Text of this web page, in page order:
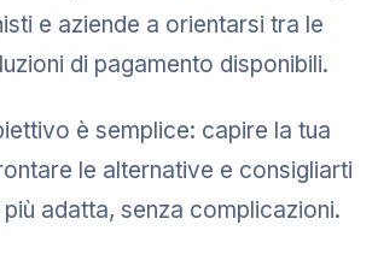
e aziende a orientarsi tra le
di pagamento disponibili.
è semplice: capire la tua
le alternative e consigliarti
adatta, senza complicazioni.